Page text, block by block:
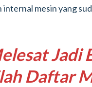
mesin yang
Jadi
Daftar